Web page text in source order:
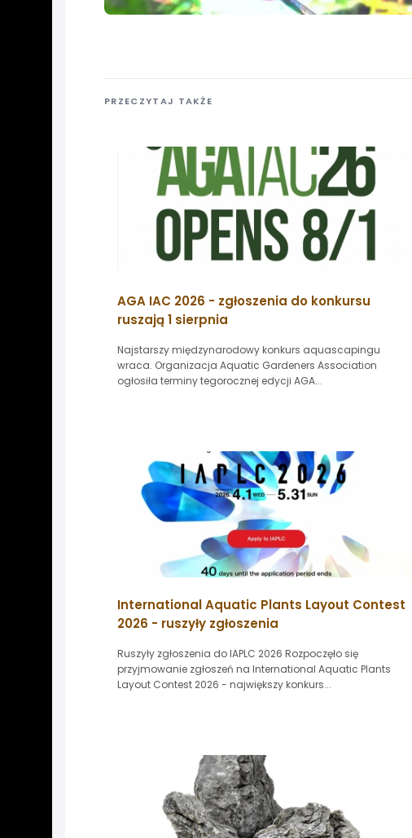
PRZECZYTAJ TAKŻE
AGA IAC 2026 - zgłoszenia do konkursu
ruszają 1 sierpnia
Najstarszy międzynarodowy konkurs aquascapingu
wraca. Organizacja Aquatic Gardeners Association
ogłosiła terminy tegorocznej edycji AGA...
International Aquatic Plants Layout Contest
2026 - ruszyły zgłoszenia
Ruszyły zgłoszenia do IAPLC 2026 Rozpoczęło się
przyjmowanie zgłoszeń na International Aquatic Plants
Layout Contest 2026 - największy konkurs...